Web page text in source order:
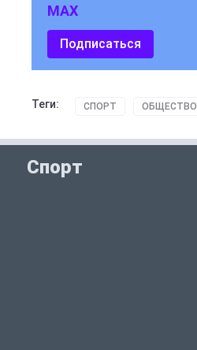
MAX
Подписаться
Теги: СПОРТ ОБЩЕСТВО
Спорт